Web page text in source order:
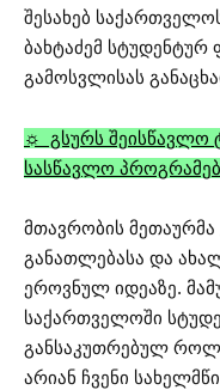
შესახებ
ბახტაძემ სტუდენტურ
გამოსვლისას
☼ გსურს შეისწავლო
სასწავლო
მთავრობის
განათლებასა და
ეროვნულ იდეაზე.
საქართველოში
განსაკუთრებულ
არიან ჩვენი